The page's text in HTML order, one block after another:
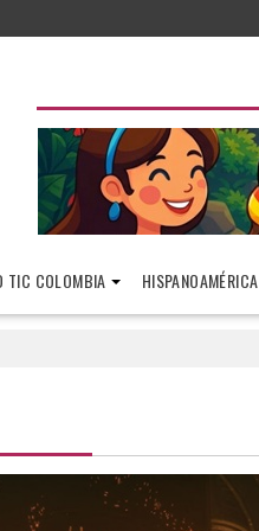
TIC COLOMBIA HISPANOAMÉRICA